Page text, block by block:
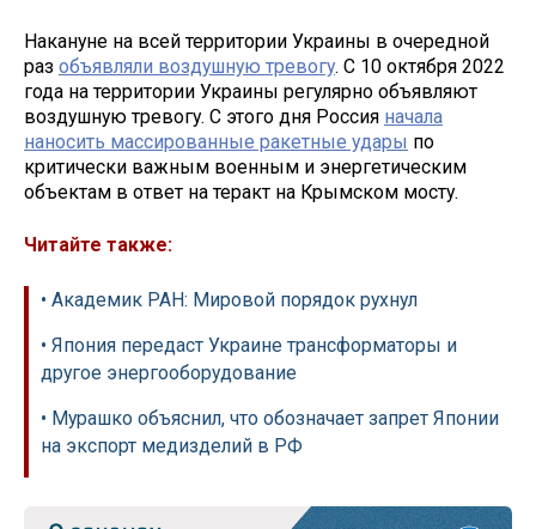
Накануне на всей территории Украины в очередной
раз объявляли воздушную тревогу. С 10 октября 2022
года на территории Украины регулярно объявляют
воздушную тревогу. С этого дня Россия начала
наносить массированные ракетные удары по
критически важным военным и энергетическим
объектам в ответ на теракт на Крымском мосту.
Читайте также:
• Академик РАН: Мировой порядок рухнул
• Япония передаст Украине трансформаторы и
другое энергооборудование
• Мурашко объяснил, что обозначает запрет Японии
на экспорт медизделий в РФ